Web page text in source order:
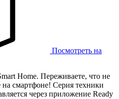
Посмотреть на
Home. Переживаете, что не
смартфоне! Серия техники
через приложение Ready